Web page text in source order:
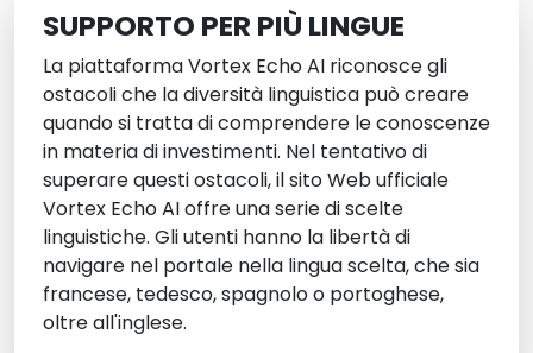
SUPPORTO PER PIÙ LINGUE
La piattaforma Vortex Echo AI riconosce gli
ostacoli che la diversità linguistica può creare
quando si tratta di comprendere le conoscenze
in materia di investimenti. Nel tentativo di
superare questi ostacoli, il sito Web ufficiale
Vortex Echo AI offre una serie di scelte
linguistiche. Gli utenti hanno la libertà di
navigare nel portale nella lingua scelta, che sia
francese, tedesco, spagnolo o portoghese,
oltre all'inglese.